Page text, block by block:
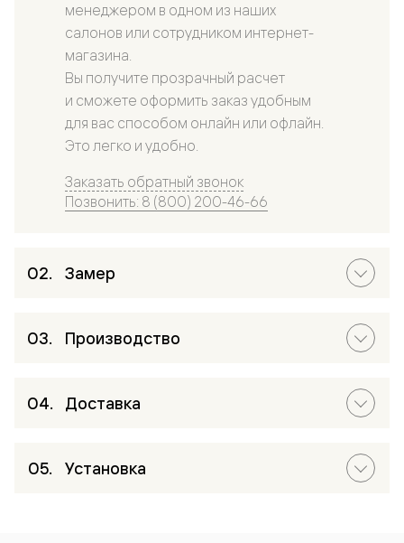
менеджером в одном из наших
салонов или сотрудником интернет-
магазина.
Вы получите прозрачный расчет
и сможете оформить заказ удобным
для вас способом онлайн или офлайн.
Это легко и удобно.
Заказать обратный звонок
Позвонить: 8 (800) 200-46-66
Замер
Производство
Доставка
Установка